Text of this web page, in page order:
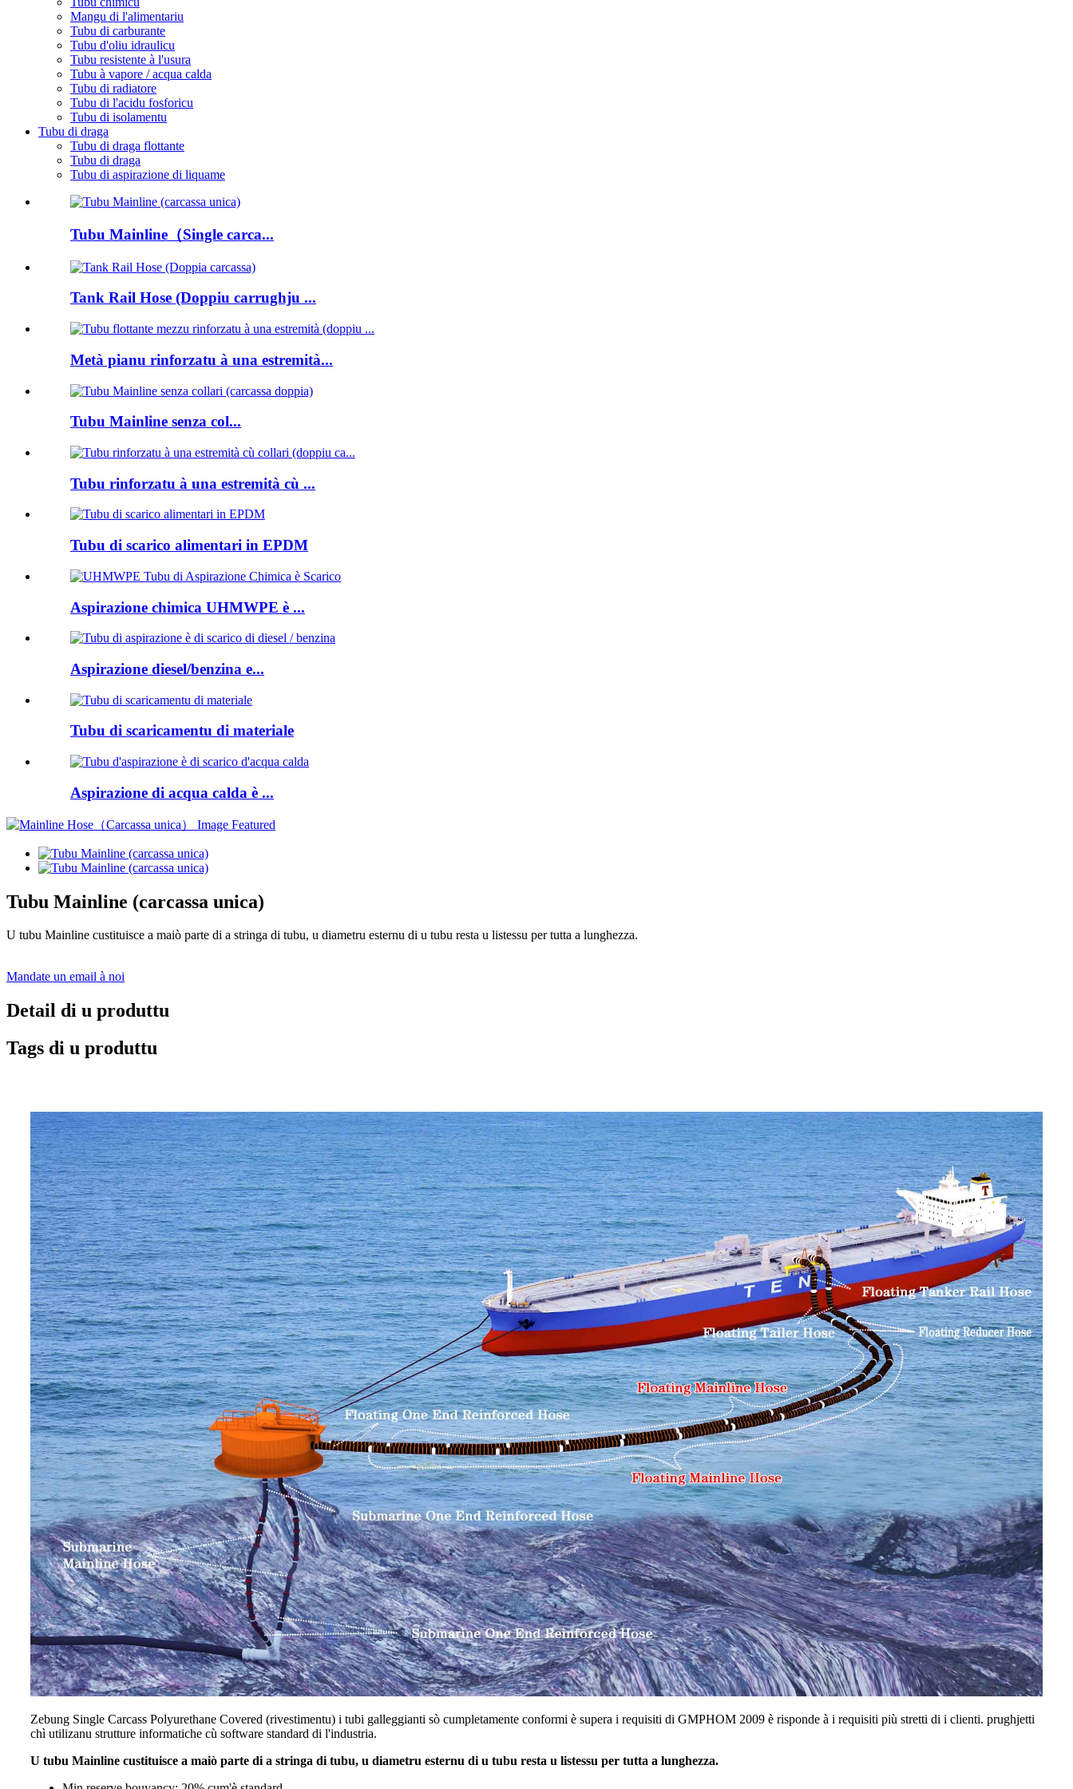
Mangu di l'alimentariu
Tubu di carburante
Tubu d'oliu idraulicu
Tubu resistente à l'usura
Tubu à vapore / acqua calda
Tubu di radiatore
Tubu di l'acidu fosforicu
Tubu di isolamentu
Tubu di draga
Tubu di draga flottante
Tubu di draga
Tubu di aspirazione di liquame
Tubu Mainline（Single carca...
Tank Rail Hose (Doppiu carrughju ...
Metà pianu rinforzatu à una estremità...
Tubu Mainline senza col...
Tubu rinforzatu à una estremità cù ...
Tubu di scarico alimentari in EPDM
Aspirazione chimica UHMWPE è ...
Aspirazione diesel/benzina e...
Tubu di scaricamentu di materiale
Aspirazione di acqua calda è ...
Tubu Mainline (carcassa unica)
U tubu Mainline custituisce a maiò parte di a stringa di tubu, u diametru esternu di u tubu resta u listessu per tutta a lunghezza.
Mandate un email à noi
Detail di u produttu
Tags di u produttu
Zebung Single Carcass Polyurethane Covered (rivestimentu) i tubi galleggianti sò cumpletamente conformi è supera i requisiti di GMPHOM 2009 è risponde à i requisiti più stretti di i clienti. prughjetti
chì utilizanu strutture informatiche cù software standard di l'industria.
U tubu Mainline custituisce a maiò parte di a stringa di tubu, u diametru esternu di u tubu resta u listessu per tutta a lunghezza.